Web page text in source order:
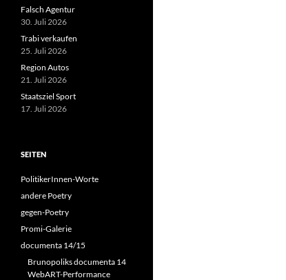
Falsch Agentur
30. Juli 2026
Trabi verkaufen
25. Juli 2026
Region Autos
21. Juli 2026
Staatsziel Sport
17. Juli 2026
SEITEN
PolitikerInnen-Worte
andere Poetry
gegen-Poetry
Promi-Galerie
documenta 14/15
Brunopoliks documenta 14
WebART-Performance